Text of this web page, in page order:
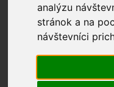
analýzu
stránok a na
návštevníci